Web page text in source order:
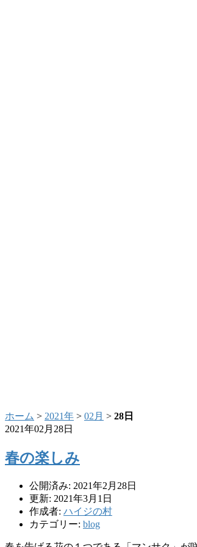
ホーム > 2021年 > 02月 > 28日
2021年02月28日
春の楽しみ
公開済み: 2021年2月28日
更新: 2021年3月1日
作成者: ハイジの村
カテゴリー: blog